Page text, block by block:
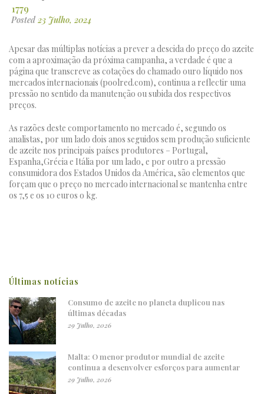
Posted 23 Julho, 2024
Apesar das múltiplas notícias a prever a descida do preço do azeite
com a aproximação da próxima campanha, a verdade é que a
página que transcreve as cotações do chamado ouro líquido nos
mercados internacionais (poolred.com), continua a reflectir uma
pressão no sentido da manutenção ou subida dos respectivos
preços.
As razões deste comportamento no mercado é, segundo os
analistas, por um lado dois anos seguidos sem produção suficiente
de azeite nos principais países produtores – Portugal,
Espanha,Grécia e Itália por um lado, e por outro a pressão
consumidora dos Estados Unidos da América, são elementos que
forçam que o preço no mercado internacional se mantenha entre
os 7,5 e os 10 euros o kg.
Últimas notícias
Consumo de azeite no planeta duplicou nas
últimas décadas
29 Julho, 2026
Malta: O menor produtor mundial de azeite
continua a desenvolver esforços para aumentar
29 Julho, 2026